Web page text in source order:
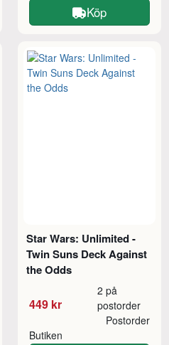
Köp
Star Wars: Unlimited -
Twin Suns Deck Against
the Odds
449 kr
2 på
postorder
Butiken
Postorder